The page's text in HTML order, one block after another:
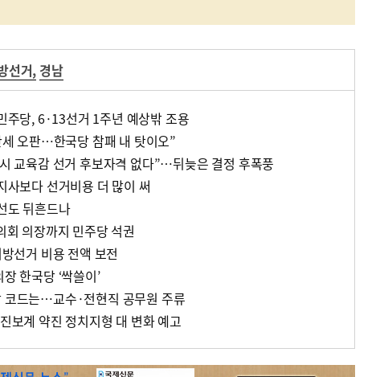
선거, 경남
주당, 6·13선거 1주년 예상밖 조용
오판…한국당 참패 내 탓이오”
교육감 선거 후보자격 없다”…뒤늦은 결정 후폭풍
사보다 선거비용 더 많이 써
도 뒤흔드나
의장까지 민주당 석권
선거 비용 전액 보전
한국당 ‘싹쓸이’
코드는…교수·전현직 공무원 주류
보계 약진 정치지형 대 변화 예고